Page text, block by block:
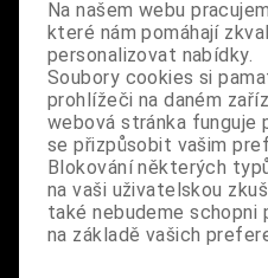
Dodání dny:skladem
ks
Koupit
Tabulky velikostí: zde
Výrobce:import DE
Katalogové číslo:
Záruka (měsíců):24
Dotaz na výrobek
Tisk
Na našem webu
které nám pomáhají
personalizovat nabídky.
Soubory cookies si
prohlížeči na daném
webová stránka funguje
se přizpůsobit vašim
Blokování některých
na vaši uživatelskou
také nebudeme schopni
na základě vašich